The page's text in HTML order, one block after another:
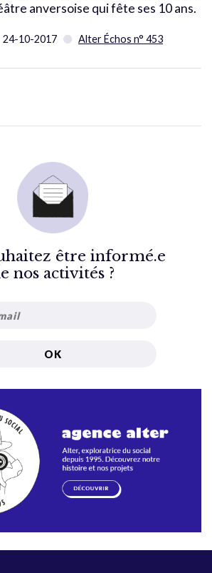
anversoise qui fête ses 10 ans.
24-10-2017 Alter Échos n° 453
être informé.e
nos activités ?